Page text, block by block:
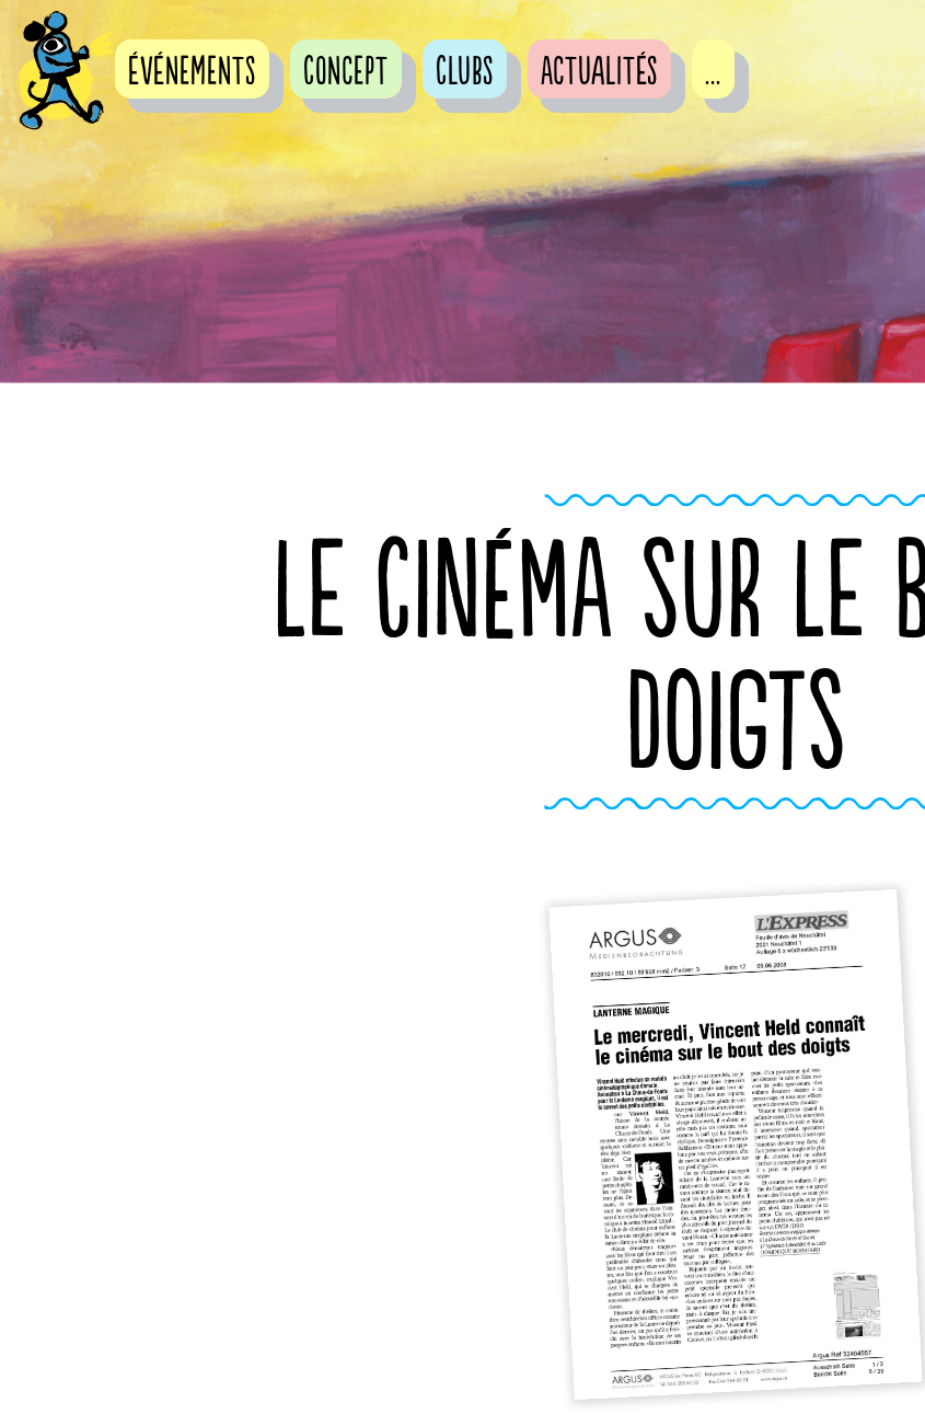
événements Concept Clubs Actualités ...
LE CINÉMA SUR LE
DOIGTS